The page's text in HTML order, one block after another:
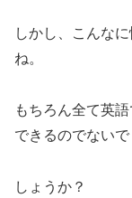
しかし、こんな
ね。
もちろん全て英
できるのでないで
しょうか？